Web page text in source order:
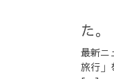
た。
最新ニ
旅行」